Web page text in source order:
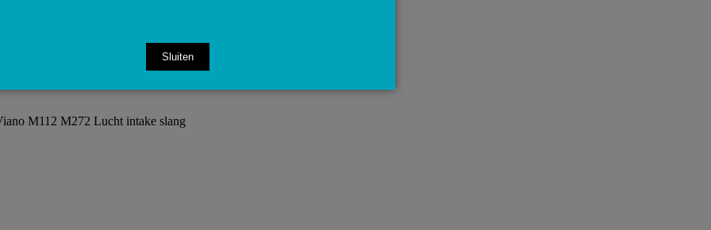
M112 M272 Lucht intake slang
Sluiten